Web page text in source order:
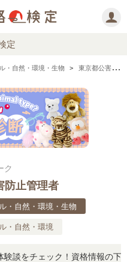
定
・自然・環境・生物 東京都公害防止管理者の情報まとめ
ク
防止管理者
・自然・環境・生物
・自然・環境
をチェック！資格情報の下か